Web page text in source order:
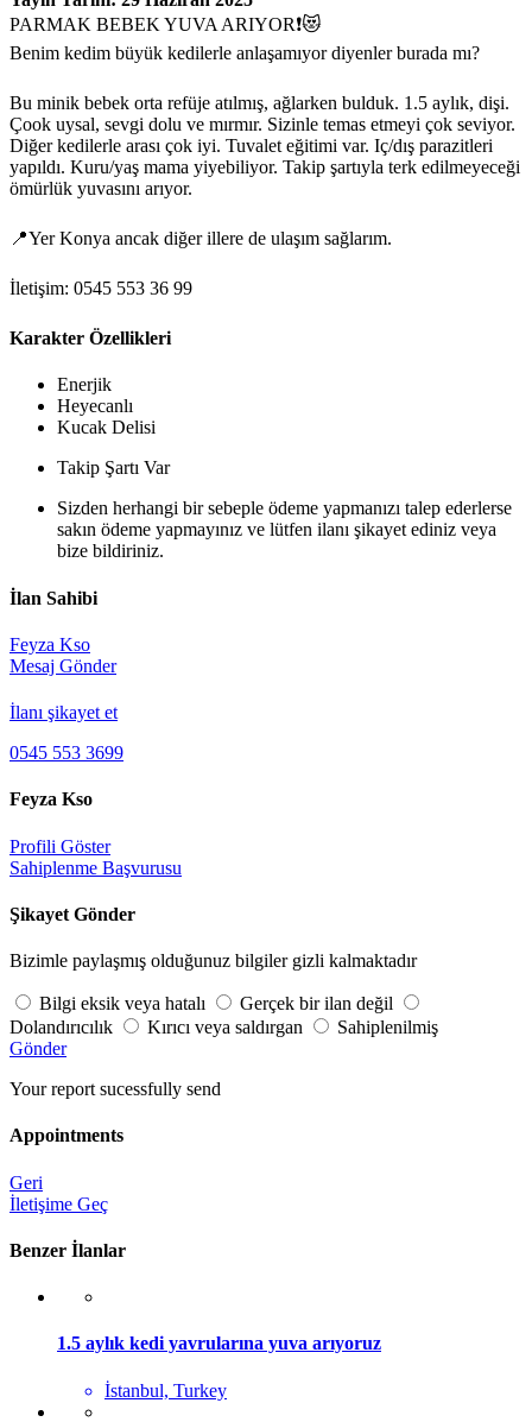
PARMAK BEBEK YUVA ARIYOR❗😻
Benim kedim büyük kedilerle anlaşamıyor diyenler burada mı?
Bu minik bebek orta refüje atılmış, ağlarken bulduk. 1.5 aylık, dişi.
Çook uysal, sevgi dolu ve mırmır. Sizinle temas etmeyi çok seviyor.
Diğer kedilerle arası çok iyi. Tuvalet eğitimi var. Iç/dış parazitleri
yapıldı. Kuru/yaş mama yiyebiliyor. Takip şartıyla terk edilmeyeceği
ömürlük yuvasını arıyor.
📍Yer Konya ancak diğer illere de ulaşım sağlarım.
İletişim: 0545 553 36 99
Karakter Özellikleri
Enerjik
Heyecanlı
Kucak Delisi
Takip Şartı Var
Sizden herhangi bir sebeple ödeme yapmanızı talep ederlerse
sakın ödeme yapmayınız ve lütfen ilanı şikayet ediniz veya
bize bildiriniz.
İlan Sahibi
Feyza Kso
Mesaj Gönder
İlanı şikayet et
0545 553 3699
Feyza Kso
Profili Göster
Sahiplenme Başvurusu
Şikayet Gönder
Bizimle paylaşmış olduğunuz bilgiler gizli kalmaktadır
Bilgi eksik veya hatalı
Gerçek bir ilan değil
Dolandırıcılık
Kırıcı veya saldırgan
Sahiplenilmiş
Gönder
Your report sucessfully send
Appointments
Geri
İletişime Geç
Benzer İlanlar
1.5 aylık kedi yavrularına yuva arıyoruz
İstanbul, Turkey